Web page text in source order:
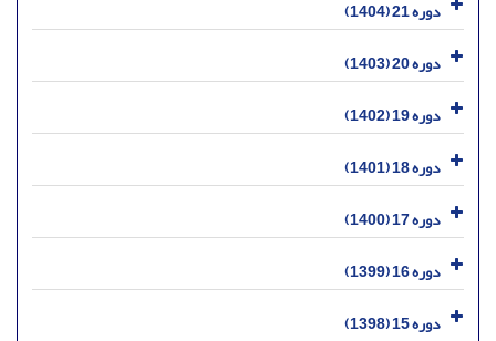
دوره 21 (1404)
دوره 20 (1403)
دوره 19 (1402)
دوره 18 (1401)
دوره 17 (1400)
دوره 16 (1399)
دوره 15 (1398)